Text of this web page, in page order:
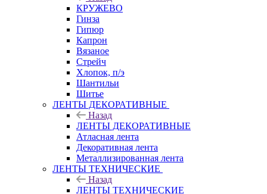
КРУЖЕВО
Гинза
Гипюр
Капрон
Вязаное
Стрейч
Хлопок, п/э
Шантильи
Шитье
ЛЕНТЫ ДЕКОРАТИВНЫЕ
Назад
ЛЕНТЫ ДЕКОРАТИВНЫЕ
Атласная лента
Декоративная лента
Металлизированная лента
ЛЕНТЫ ТЕХНИЧЕСКИЕ
Назад
ЛЕНТЫ ТЕХНИЧЕСКИЕ